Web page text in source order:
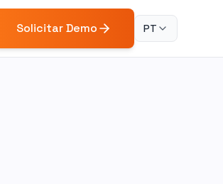
Solicitar Demo PT